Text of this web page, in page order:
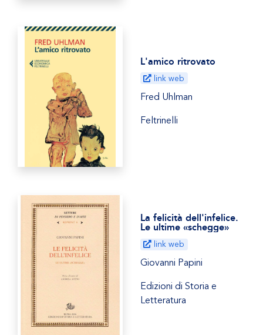
L'amico ritrovato
link web
Fred Uhlman
Feltrinelli
La felicità dell'infelice.
Le ultime «schegge»
link web
Giovanni Papini
Edizioni di Storia e
Letteratura